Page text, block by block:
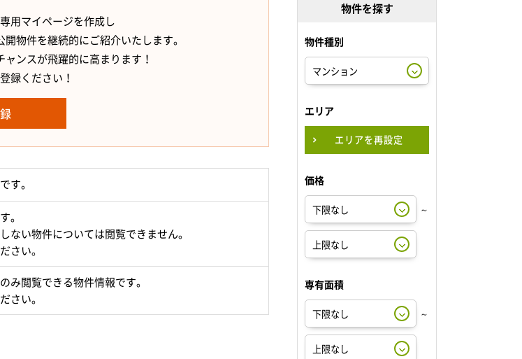
用マイページを作成し
物件を継続的にご紹介いたします。
ンスが飛躍的に高まります！
録ください！
す。
。
ない物件については閲覧できません。
さい。
み閲覧できる物件情報です。
さい。
物件を探す
物件種別
エリア
エリアを再設定
価格
～
専有面積
～